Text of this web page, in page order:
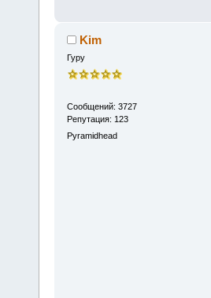
Kim
Гуру
Сообщений: 3727
Репутация: 123
Pyramidhead